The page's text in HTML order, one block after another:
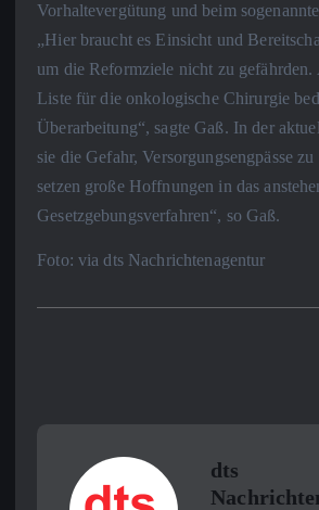
Vorhaltevergütung und beim
„Hier braucht es Einsicht und
um die Reformziele nicht zu gefährden.
Liste für die onkologische Chirurgie
Überarbeitung“, sagte Gaß. In der
sie die Gefahr, Versorgungsengpässe
setzen große Hoffnungen in das
Gesetzgebungsverfahren“, so Gaß.
Foto: via dts Nachrichtenagentur
dts